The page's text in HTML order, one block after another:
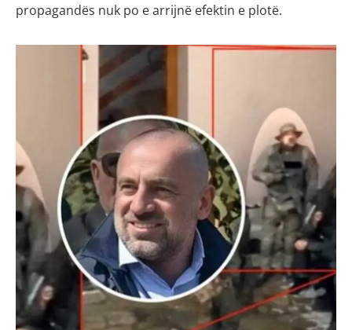
propagandës nuk po e arrijnë efektin e plotë.